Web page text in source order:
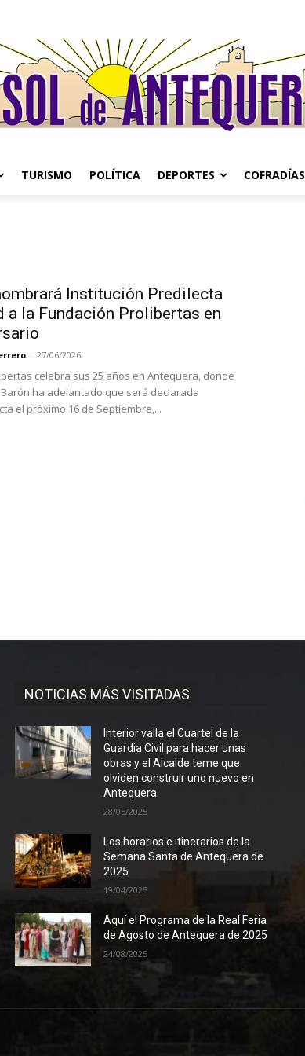
TURISMO POLÍTICA DEPORTES COFRADÍAS
Institución Predilecta
a la Fundación Prolibertas en
- 27/06/2026
celebra sus 25 años en Antequera, donde
ha adelantado que será declarada
el próximo 16 de Septiembre,...
NOTICIAS MÁS VISITADAS
Interior valla el Cuartel de la
Guardia Civil para hacer unas
obras y el Alcalde teme que
olviden construir uno nuevo en
Antequera
28/05/2025
Los horarios e itinerarios de la
Semana Santa de Antequera de
2025
19/04/2025
Aquí el Programa de la Real Feria
de Agosto de Antequera de 2025
24/08/2025